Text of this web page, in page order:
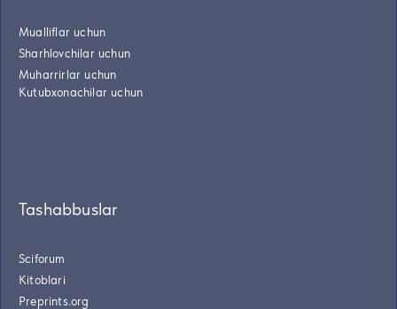
Mualliflar uchun
Sharhlovchilar uchun
Muharrirlar uchun
Kutubxonachilar uchun
Tashabbuslar
Sciforum
Kitoblari
Preprints.org